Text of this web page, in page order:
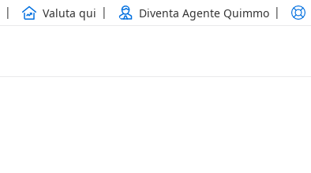
Valuta qui Diventa Agente Quimmo